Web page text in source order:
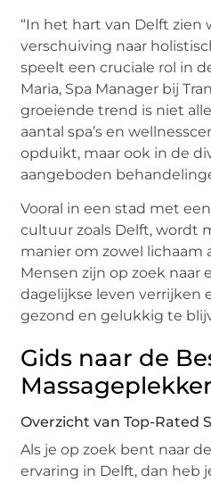
“In het hart van Delft zien
verschuiving naar
speelt een cruciale rol in
Maria, Spa Manager bij
groeiende trend is niet
aantal spa’s en
opduikt, maar ook in de
aangeboden
Vooral in een stad met
cultuur zoals Delft, wordt
manier om zowel lichaam
Mensen zijn op zoek naar
dagelijkse leven verrijken
gezond en gelukkig te
Gids naar de
Overzicht van Top-Rated
Als je op zoek bent naar
ervaring in Delft, dan heb